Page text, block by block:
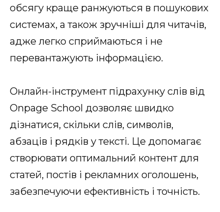
обсягу краще ранжуються в пошукових
системах, а також зручніші для читачів,
адже легко сприймаються і не
перевантажують інформацією.
Онлайн-інструмент підрахунку слів від
Onpage School дозволяє швидко
дізнатися, скільки слів, символів,
абзаців і рядків у тексті. Це допомагає
створювати оптимальний контент для
статей, постів і рекламних оголошень,
забезпечуючи ефективність і точність.